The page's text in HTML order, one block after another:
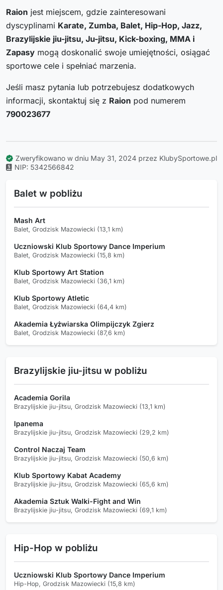
Raion jest miejscem, gdzie zainteresowani
dyscyplinami Karate, Zumba, Balet, Hip-Hop, Jazz,
Brazylijskie jiu-jitsu, Ju-jitsu, Kick-boxing, MMA i
Zapasy mogą doskonalić swoje umiejętności, osiągać
sportowe cele i spełniać marzenia.
Jeśli masz pytania lub potrzebujesz dodatkowych
informacji, skontaktuj się z Raion pod numerem
790023677
Zweryfikowano w dniu May 31, 2024 przez KlubySportowe.pl
NIP: 5342566842
Balet w pobliżu
Mash Art
Balet, Grodzisk Mazowiecki (13,1 km)
Uczniowski Klub Sportowy Dance Imperium
Balet, Grodzisk Mazowiecki (15,8 km)
Klub Sportowy Art Station
Balet, Grodzisk Mazowiecki (36,1 km)
Klub Sportowy Atletic
Balet, Grodzisk Mazowiecki (64,4 km)
Akademia Łyżwiarska Olimpijczyk Zgierz
Balet, Grodzisk Mazowiecki (87,6 km)
Brazylijskie jiu-jitsu w pobliżu
Academia Gorila
Brazylijskie jiu-jitsu, Grodzisk Mazowiecki (13,1 km)
Ipanema
Brazylijskie jiu-jitsu, Grodzisk Mazowiecki (29,2 km)
Control Naczaj Team
Brazylijskie jiu-jitsu, Grodzisk Mazowiecki (50,6 km)
Klub Sportowy Kabat Academy
Brazylijskie jiu-jitsu, Grodzisk Mazowiecki (65,6 km)
Akademia Sztuk Walki-Fight and Win
Brazylijskie jiu-jitsu, Grodzisk Mazowiecki (69,1 km)
Hip-Hop w pobliżu
Uczniowski Klub Sportowy Dance Imperium
Hip-Hop, Grodzisk Mazowiecki (15,8 km)